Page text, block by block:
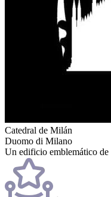
Catedral de Milán
Duomo di Milano
Un edificio emblemático de